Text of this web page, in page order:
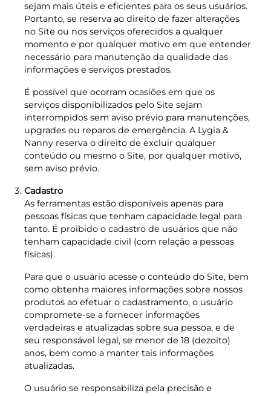
sejam mais úteis e eficientes para os seus usuários.
Portanto, se reserva ao direito de fazer alterações
no Site ou nos serviços oferecidos a qualquer
momento e por qualquer motivo em que entender
necessário para manutenção da qualidade das
informações e serviços prestados.
É possível que ocorram ocasiões em que os
serviços disponibilizados pelo Site sejam
interrompidos sem aviso prévio para manutenções,
upgrades ou reparos de emergência. A Lygia &
Nanny reserva o direito de excluir qualquer
conteúdo ou mesmo o Site, por qualquer motivo,
sem aviso prévio.
Cadastro
As ferramentas estão disponíveis apenas para
pessoas físicas que tenham capacidade legal para
tanto. É proibido o cadastro de usuários que não
tenham capacidade civil (com relação a pessoas
físicas).
Para que o usuário acesse o conteúdo do Site, bem
como obtenha maiores informações sobre nossos
produtos ao efetuar o cadastramento, o usuário
compromete-se a fornecer informações
verdadeiras e atualizadas sobre sua pessoa, e de
seu responsável legal, se menor de 18 (dezoito)
anos, bem como a manter tais informações
atualizadas.
O usuário se responsabiliza pela precisão e